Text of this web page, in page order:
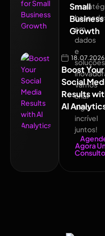
Small
Business
Growth
18.07.2026
Boost Your
Social
Results
AI
em
dados
e
soluções
Vamos
criar
algo
incrível
juntos!
Agora